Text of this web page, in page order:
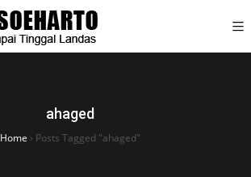
ahaged
Home › Posts Tagged "ahaged"